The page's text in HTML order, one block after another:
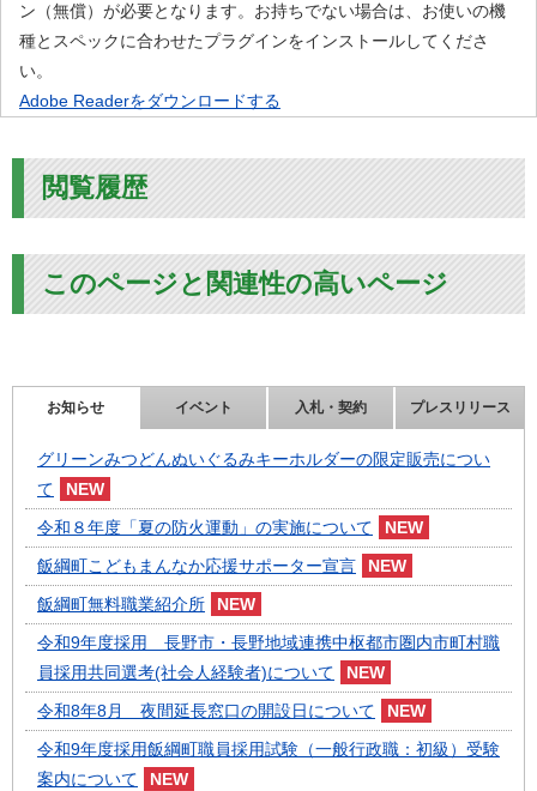
ン（無償）が必要となります。お持ちでない場合は、お使いの機
種とスペックに合わせたプラグインをインストールしてくださ
い。
Adobe Readerをダウンロードする
閲覧履歴
このページと関連性の高いページ
お知らせ イベント 入札・契約 プレスリリース
グリーンみつどんぬいぐるみキーホルダーの限定販売につい
て
令和８年度「夏の防火運動」の実施について
飯綱町こどもまんなか応援サポーター宣言
飯綱町無料職業紹介所
令和9年度採用 長野市・長野地域連携中枢都市圏内市町村職
員採用共同選考(社会人経験者)について
令和8年8月 夜間延長窓口の開設日について
令和9年度採用飯綱町職員採用試験（一般行政職：初級）受験
案内について